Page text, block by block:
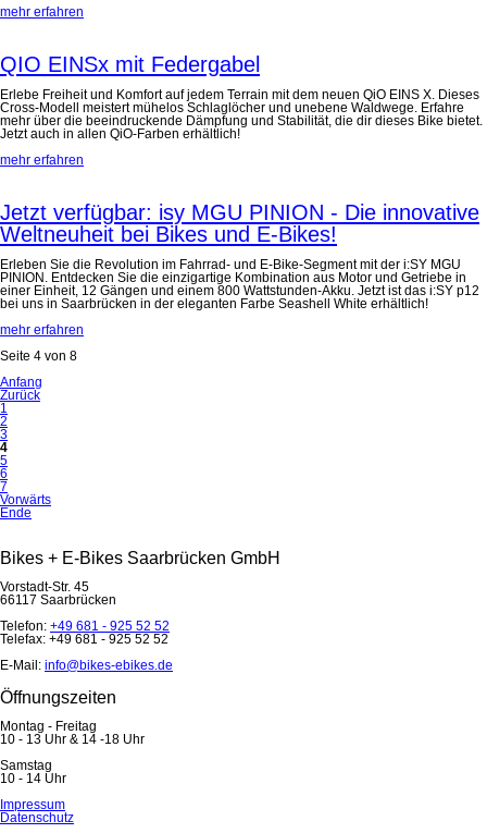
mehr erfahren
QIO EINSx mit Federgabel
Erlebe Freiheit und Komfort auf jedem Terrain mit dem neuen QiO EINS X. Dieses
Cross-Modell meistert mühelos Schlaglöcher und unebene Waldwege. Erfahre
mehr über die beeindruckende Dämpfung und Stabilität, die dir dieses Bike bietet.
Jetzt auch in allen QiO-Farben erhältlich!
mehr erfahren
Jetzt verfügbar: isy MGU PINION - Die innovative
Weltneuheit bei Bikes und E-Bikes!
Erleben Sie die Revolution im Fahrrad- und E-Bike-Segment mit der i:SY MGU
PINION. Entdecken Sie die einzigartige Kombination aus Motor und Getriebe in
einer Einheit, 12 Gängen und einem 800 Wattstunden-Akku. Jetzt ist das i:SY p12
bei uns in Saarbrücken in der eleganten Farbe Seashell White erhältlich!
mehr erfahren
Seite 4 von 8
Anfang
Zurück
1
2
3
4
5
6
7
Vorwärts
Ende
Bikes + E-Bikes Saarbrücken GmbH
Vorstadt-Str. 45
66117 Saarbrücken
Telefon: +49 681 - 925 52 52
Telefax: +49 681 - 925 52 52
E-Mail: info@bikes-ebikes.de
Öffnungszeiten
Montag - Freitag
10 - 13 Uhr & 14 -18 Uhr
Samstag
10 - 14 Uhr
Navigation
überspringen
Impressum
Datenschutz